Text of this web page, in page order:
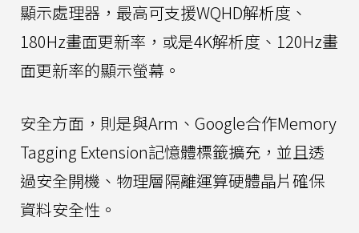
顯示處理器，最高可支援WQHD解析度、
180Hz畫面更新率，或是4K解析度、120Hz畫
面更新率的顯示螢幕。
安全方面，則是與Arm、Google合作Memory
Tagging Extension記憶體標籤擴充，並且透
過安全開機、物理層隔離運算硬體晶片確保
資料安全性。